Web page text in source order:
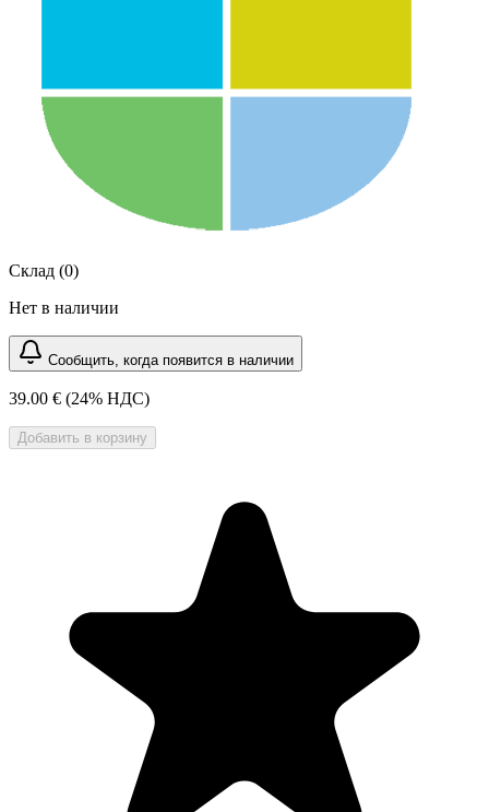
Склад (0)
Нет в наличии
Сообщить, когда появится в наличии
39.00 € (24% НДС)
Добавить в корзину